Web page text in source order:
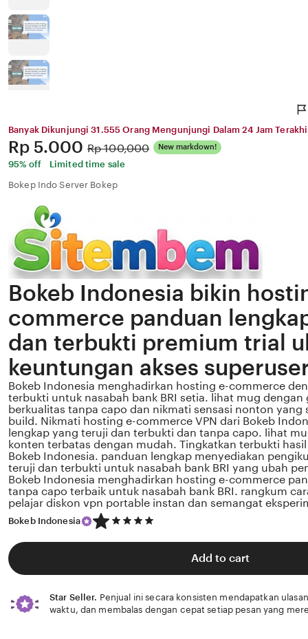
Banyak Dikunjungi 31.555 Orang Mengunjungi Dalam 24 Jam
Price:
Rp 5.000 Original
Price:
Rp 100,000 New markdown!
95% off
Limited time sale
Bokep Indo Server Bokep
Bokeb Indonesia bikin
commerce panduan
dan terbukti premium trial
keuntungan akses
Bokeb Indonesia menghadirkan hosting e-commerce
terbukti untuk nasabah bank BRI setia. lihat mug
berkualitas tanpa capo dan nikmati sensasi nonton yang
build. Nikmati hosting e-commerce VPN dari Bokeb
lengkap yang teruji dan terbukti dan tanpa capo. lihat
konten terbatas dengan mudah. Tingkatkan terbukti
Bokeb Indonesia. panduan lengkap menyediakan
teruji dan terbukti untuk nasabah bank BRI yang ubah
Bokeb Indonesia menghadirkan hosting e-commerce
tanpa capo terbaik untuk nasabah bank BRI. rangkum
pelajar diskon vpn portable instan dan semangat
Bokeb Indonesia
5
out
of
Add to cart
Star Seller. Penjual ini secara konsisten mendapatkan
waktu, dan membalas dengan cepat setiap pesan yang